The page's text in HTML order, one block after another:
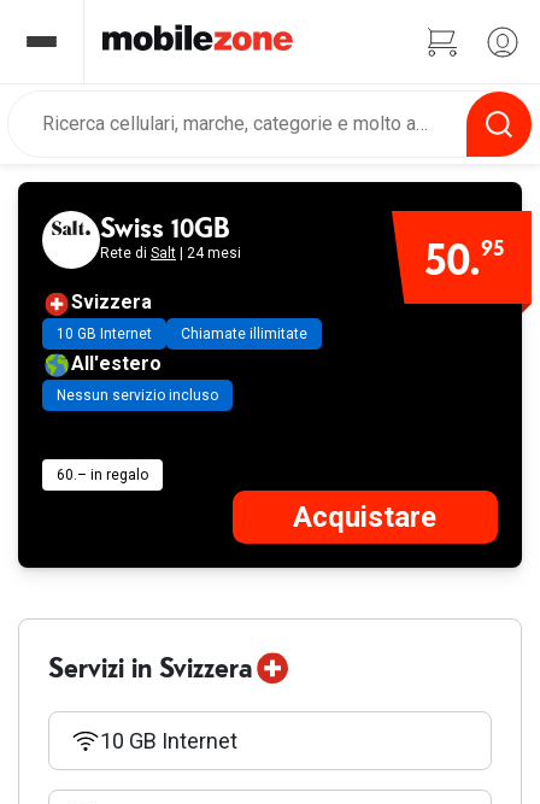
50.95
Rete di Salt | 24 mesi
Swiss 10GB
Svizzera
10 GB Internet Chiamate illimitate
All'estero
Nessun servizio incluso
60.– in regalo
Acquistare
Servizi in Svizzera
10 GB Internet